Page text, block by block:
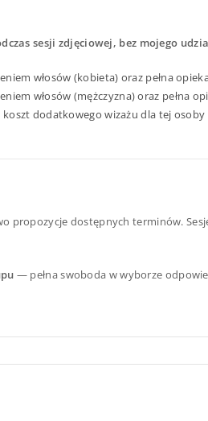
sesji zdjęciowej, bez mojego
włosów (kobieta) oraz pełna
włosów (mężczyzna) oraz pełna
dodatkowego wizażu dla tej osoby
propozycje dostępnych terminów.
— pełna swoboda w wyborze